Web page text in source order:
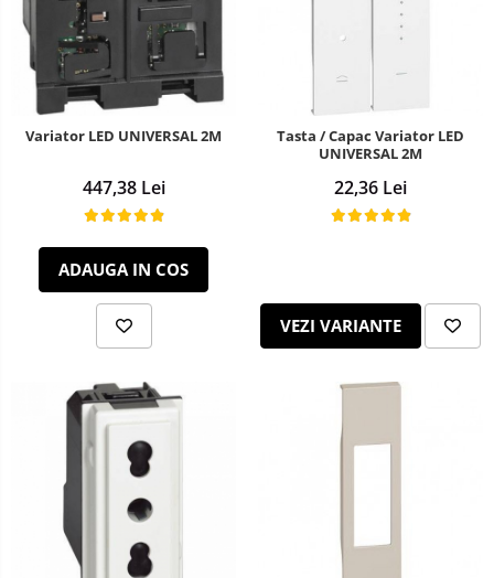
Variator LED UNIVERSAL 2M
447,38 Lei
ADAUGA IN COS
Tasta / Capac Variator LED
UNIVERSAL 2M
22,36 Lei
VEZI VARIANTE